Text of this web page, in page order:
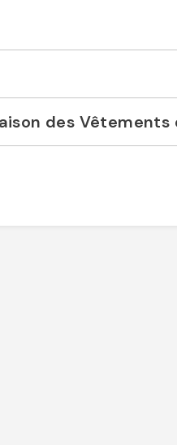
des Vêtements